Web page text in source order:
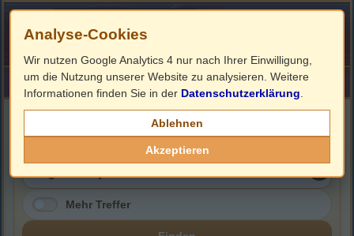
HOME ImpressumLinks
Eugene Levy
Mehr Treffer
Analyse-Cookies
Wir nutzen Google Analytics 4 nur nach Ihrer Einwilligung,
um die Nutzung unserer Website zu analysieren. Weitere
Informationen finden Sie in der Datenschutzerklärung
Ablehnen
Akzeptieren